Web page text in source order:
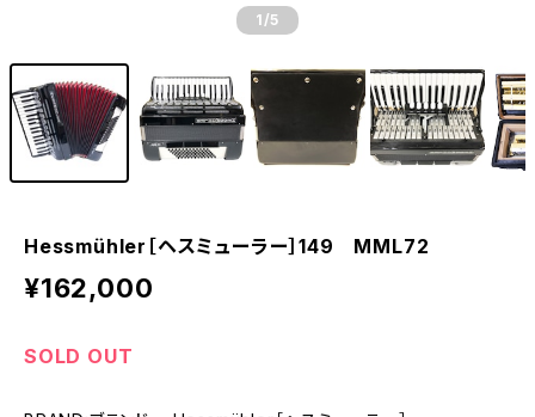
1 /5
Hessmühler［ヘスミューラー］149 MML72
¥162,000
SOLD OUT